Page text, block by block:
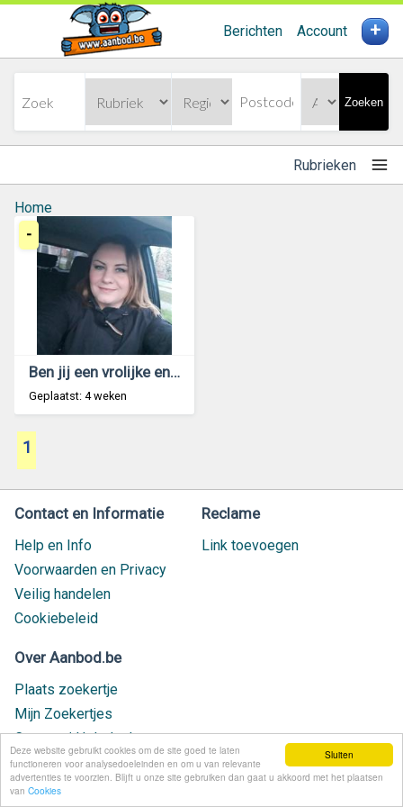
Sluiten
Deze website gebruikt cookies om de site goed te laten
functioneren voor analysedoeleinden en om u van relevante
advertenties te voorzien. Blijft u onze site gebruiken dan gaat u akkoord met het plaatsen
van Cookies
Berichten Account +
Zoeken
Rubrieken
Home
Ben jij een vrolijke en aardige man?
Geplaatst: 4 weken
-
1
Contact en Informatie
Help en Info
Voorwaarden en Privacy
Veilig handelen
Cookiebeleid
Reclame
Link toevoegen
Over Aanbod.be
Plaats zoekertje
Mijn Zoekertjes
Contact / Helpdesk
Nieuw geplaatst